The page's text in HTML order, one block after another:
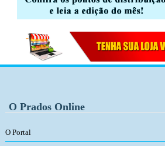
O Prados Online
O Portal